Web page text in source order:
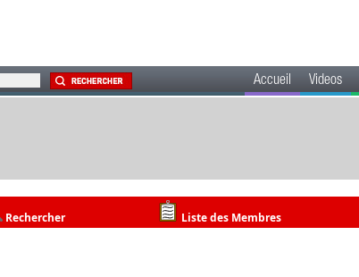
Accueil Videos
Rechercher Liste des Membres